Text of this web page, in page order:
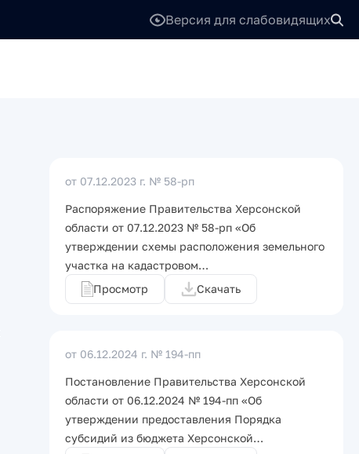
Версия для слабовидящих
от 07.12.2023 г. № 58-рп
Распоряжение Правительства Херсонской
области от 07.12.2023 № 58-рп «Об
утверждении схемы расположения земельного
участка на кадастровом…
Просмотр
Скачать
от 06.12.2024 г. № 194-пп
Постановление Правительства Херсонской
области от 06.12.2024 № 194-пп «Об
утверждении предоставления Порядка
субсидий из бюджета Херсонской…